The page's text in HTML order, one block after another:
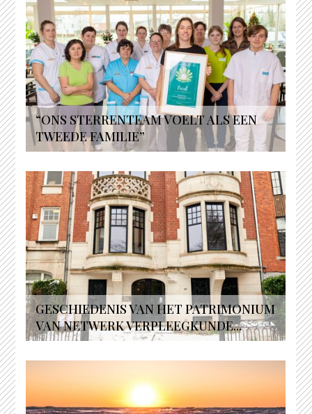
“ONS STERRENTEAM VOELT ALS EEN
TWEEDE FAMILIE”
GESCHIEDENIS VAN HET PATRIMONIUM
VAN NETWERK VERPLEEGKUNDE...